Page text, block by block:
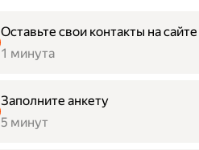
Оставьте свои контакты на сайте
1 минута
Заполните анкету
5 минут